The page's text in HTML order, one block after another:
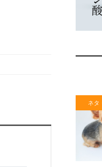
ネタ